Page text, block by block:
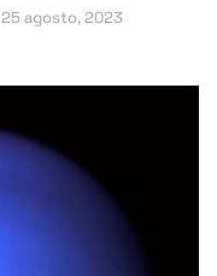
25 agosto, 2023